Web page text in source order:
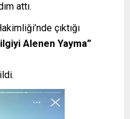
attı.
çıktığı
Alenen Yayma”